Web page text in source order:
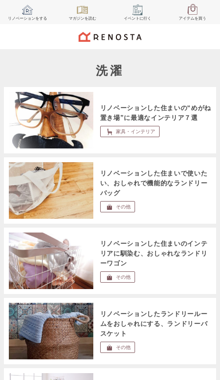
リノベーションをする マガジンを読む イベント に行く アイテムを買う
洗濯
リノベーションした住まいの“めがね
置き場”に最適なインテリア７選
家具・インテリア
リノベーションした住まいで使いた
い、おしゃれで機能的なランドリー
バッグ
その他
リノベーションした住まいのインテ
リアに馴染む、おしゃれなランドリ
ーワゴン
その他
リノベーションしたランドリールー
ムをおしゃれにする、ランドリーバ
スケット
その他